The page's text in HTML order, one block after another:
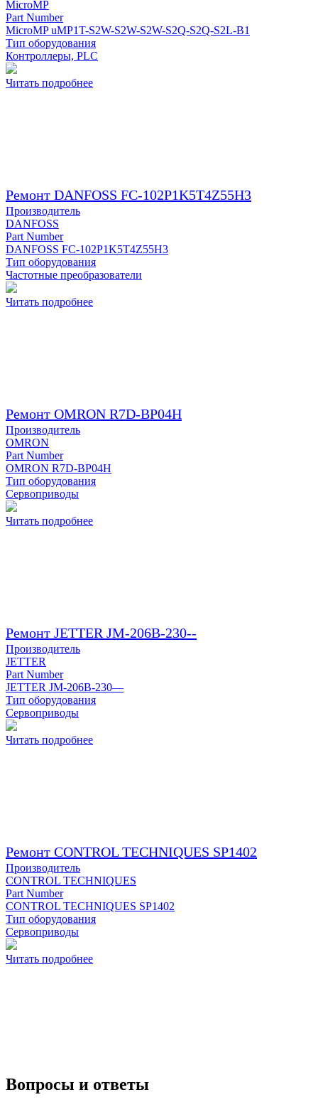
MicroMP
Part Number
MicroMP uMP1T-S2W-S2W-S2W-S2Q-S2Q-S2L-B1
Тип оборудования
Контроллеры, PLC
Читать подробнее
Ремонт DANFOSS FC-102P1K5T4Z55H3
Производитель
DANFOSS
Part Number
DANFOSS FC-102P1K5T4Z55H3
Тип оборудования
Частотные преобразователи
Читать подробнее
Ремонт OMRON R7D-BP04H
Производитель
OMRON
Part Number
OMRON R7D-BP04H
Тип оборудования
Сервоприводы
Читать подробнее
Ремонт JETTER JM-206B-230--
Производитель
JETTER
Part Number
JETTER JM-206B-230—
Тип оборудования
Сервоприводы
Читать подробнее
Ремонт CONTROL TECHNIQUES SP1402
Производитель
CONTROL TECHNIQUES
Part Number
CONTROL TECHNIQUES SP1402
Тип оборудования
Сервоприводы
Читать подробнее
Вопросы и ответы